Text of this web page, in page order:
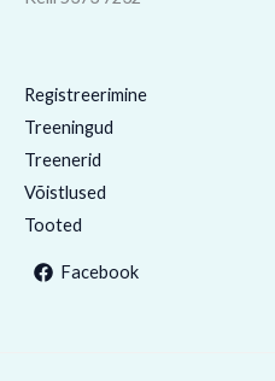
Registreerimine
Treeningud
Treenerid
Võistlused
Tooted
Facebook